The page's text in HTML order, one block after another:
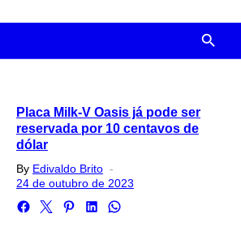
Placa Milk-V Oasis já pode ser
reservada por 10 centavos de
dólar
By Edivaldo Brito
on
24 de outubro de 2023